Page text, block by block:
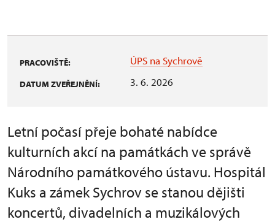
PRACOVIŠTĚ: ÚPS na Sychrově
DATUM ZVEŘEJNĚNÍ: 3. 6. 2026
Letní počasí přeje bohaté nabídce
kulturních akcí na památkách ve správě
Národního památkového ústavu. Hospitál
Kuks a zámek Sychrov se stanou dějišti
koncertů, divadelních a muzikálových